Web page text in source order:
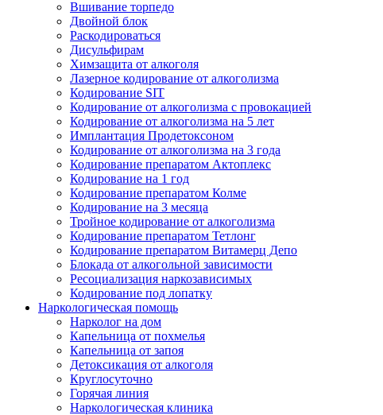
Вшивание торпедо
Двойной блок
Раскодироваться
Дисульфирам
Химзащита от алкоголя
Лазерное кодирование от алкоголизма
Кодирование SIT
Кодирование от алкоголизма с провокацией
Кодирование от алкоголизма на 5 лет
Имплантация Продетоксоном
Кодирование от алкоголизма на 3 года
Кодирование препаратом Актоплекс
Кодирование на 1 год
Кодирование препаратом Колме
Кодирование на 3 месяца
Тройное кодирование от алкоголизма
Кодирование препаратом Тетлонг
Кодирование препаратом Витамерц Депо
Блокада от алкогольной зависимости
Ресоциализация наркозависимых
Кодирование под лопатку
Наркологическая помощь
Нарколог на дом
Капельница от похмелья
Капельница от запоя
Детоксикация от алкоголя
Круглосуточно
Горячая линия
Наркологическая клиника